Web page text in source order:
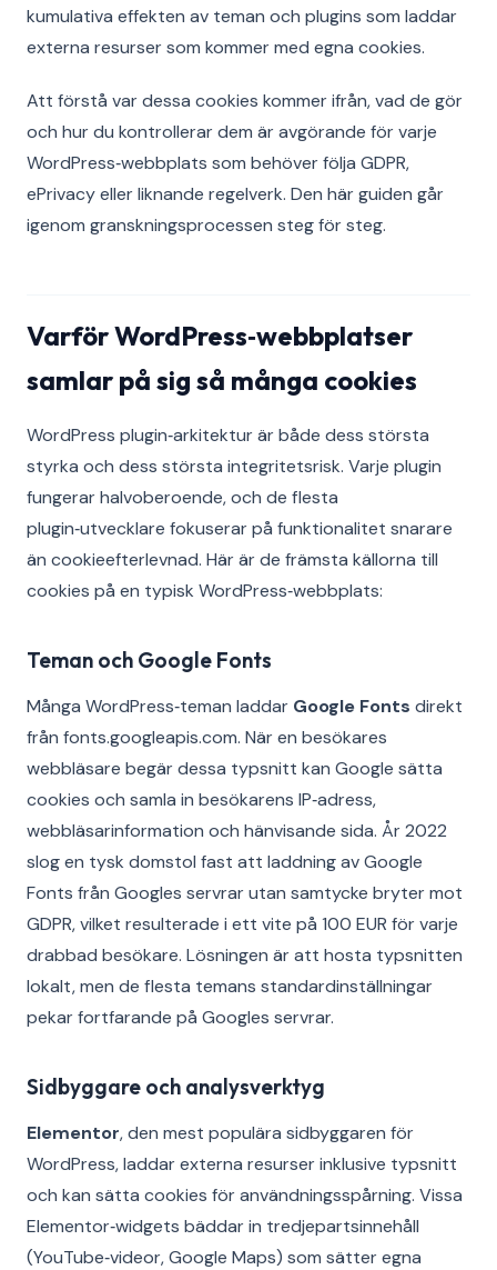
kumulativa effekten av teman och plugins som laddar
externa resurser som kommer med egna cookies.
Att förstå var dessa cookies kommer ifrån, vad de gör
och hur du kontrollerar dem är avgörande för varje
WordPress‑webbplats som behöver följa GDPR,
ePrivacy eller liknande regelverk. Den här guiden går
igenom granskningsprocessen steg för steg.
Varför WordPress‑webbplatser
samlar på sig så många cookies
WordPress plugin‑arkitektur är både dess största
styrka och dess största integritetsrisk. Varje plugin
fungerar halvoberoende, och de flesta
plugin‑utvecklare fokuserar på funktionalitet snarare
än cookieefterlevnad. Här är de främsta källorna till
cookies på en typisk WordPress‑webbplats:
Teman och Google Fonts
Många WordPress‑teman laddar Google Fonts direkt
från fonts.googleapis.com. När en besökares
webbläsare begär dessa typsnitt kan Google sätta
cookies och samla in besökarens IP‑adress,
webbläsarinformation och hänvisande sida. År 2022
slog en tysk domstol fast att laddning av Google
Fonts från Googles servrar utan samtycke bryter mot
GDPR, vilket resulterade i ett vite på 100 EUR för varje
drabbad besökare. Lösningen är att hosta typsnitten
lokalt, men de flesta temans standardinställningar
pekar fortfarande på Googles servrar.
Sidbyggare och analysverktyg
Elementor, den mest populära sidbyggaren för
WordPress, laddar externa resurser inklusive typsnitt
och kan sätta cookies för användningsspårning. Vissa
Elementor‑widgets bäddar in tredjepartsinnehåll
(YouTube‑videor, Google Maps) som sätter egna